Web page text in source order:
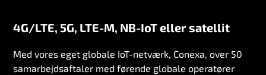
4G/LTE, 5G, LTE-M, NB-IoT eller satellit
Med vores eget globale IoT-netværk, Conexa, over 50
samarbejdsaftaler med førende globale operatører